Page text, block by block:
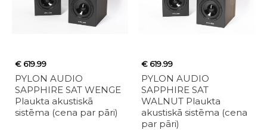
€ 619.99
PYLON AUDIO
SAPPHIRE SAT WENGE
Plaukta akustiskā
sistēma (cena par pāri)
€ 619.99
PYLON AUDIO
SAPPHIRE SAT
WALNUT Plaukta
akustiskā sistēma (cena
par pāri)